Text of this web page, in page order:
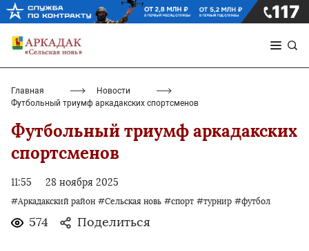
Главная
Новости
Футбольный триумф аркадакских спортсменов
Футбольный триумф аркадакских
спортсменов
11:55 28 ноября 2025
#Аркадакский район #Сельская новь #спорт #турнир #футбол
574 Поделиться